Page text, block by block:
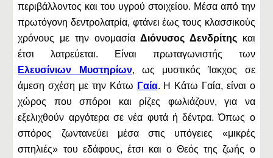
περιβάλλοντος και του υγρού στοιχείου. Μέσα από την
πρωτόγονη δεντρολατρία, φτάνει έως τους κλασσικούς
χρόνους με την ονομασίαΔιόνυσος Δενδρίτηςκαι
έτσι λατρεύεται. Είναι πρωταγωνιστής των
Ελευσίνιων Μυστηρίων, ως μυστικός Ίακχος σε
άμεση σχέση με την Κάτω Γαία. H Κάτω Γαία, είναι ο
χώρος που σπόροι και ρίζες φωλιάζουν, για να
εξελιχθούν αργότερα σε νέα φυτά ή δέντρα. Όπως ο
σπόρος ζωντανεύει μέσα στις υπόγειες «μικρές
σπηλιές» του εδάφους, έτσι και ο Θεός της ζωής ο